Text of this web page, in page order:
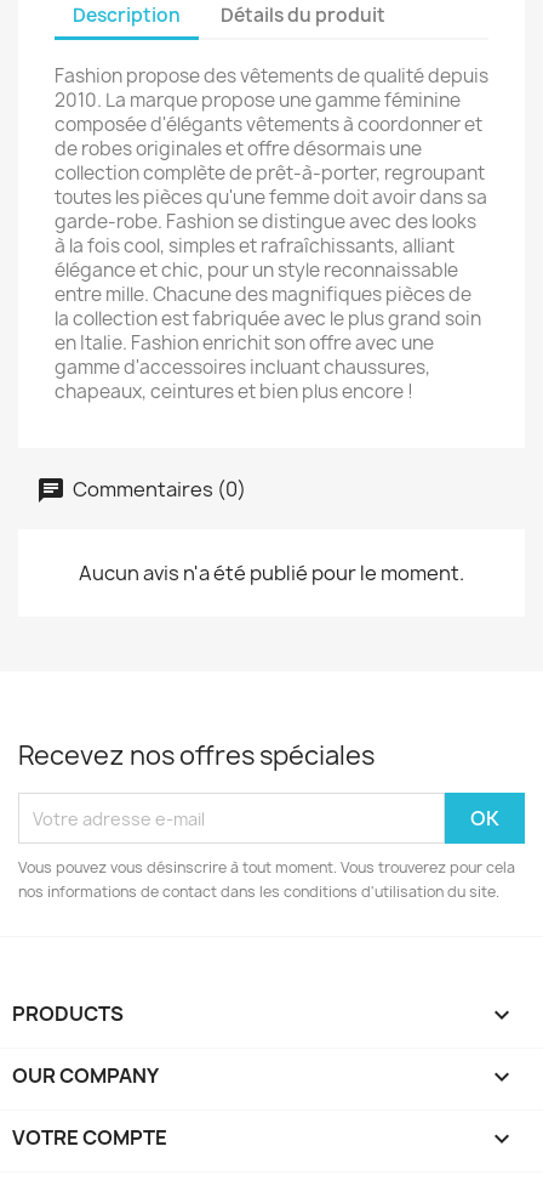
Description Détails du produit
Fashion propose des vêtements de qualité depuis
2010. La marque propose une gamme féminine
composée d'élégants vêtements à coordonner et
de robes originales et offre désormais une
collection complète de prêt-à-porter, regroupant
toutes les pièces qu'une femme doit avoir dans sa
garde-robe. Fashion se distingue avec des looks
à la fois cool, simples et rafraîchissants, alliant
élégance et chic, pour un style reconnaissable
entre mille. Chacune des magnifiques pièces de
la collection est fabriquée avec le plus grand soin
en Italie. Fashion enrichit son offre avec une
gamme d'accessoires incluant chaussures,
chapeaux, ceintures et bien plus encore !
Commentaires (0)
Aucun avis n'a été publié pour le moment.
Recevez nos offres spéciales
Vous pouvez vous désinscrire à tout moment. Vous trouverez pour cela
nos informations de contact dans les conditions d'utilisation du site.
PRODUCTS 
OUR COMPANY 
VOTRE COMPTE 